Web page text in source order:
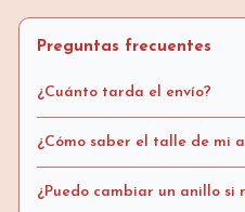
Preguntas frecuentes
¿Cuánto tarda el envío?
¿Cómo saber el talle de mi
¿Puedo cambiar un anillo si